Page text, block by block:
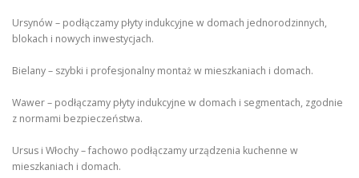
Ursynów – podłączamy płyty indukcyjne w domach jednorodzinnych,
blokach i nowych inwestycjach.
Bielany – szybki i profesjonalny montaż w mieszkaniach i domach.
Wawer – podłączamy płyty indukcyjne w domach i segmentach, zgodnie
z normami bezpieczeństwa.
Ursus i Włochy – fachowo podłączamy urządzenia kuchenne w
mieszkaniach i domach.